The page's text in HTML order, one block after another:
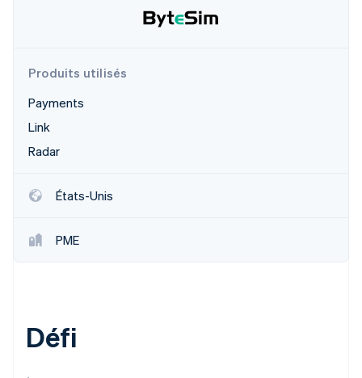
Plus
Découvrez les prochaines évolutions
Radar
Atlas
Climate
Élimination du carbone
Assurance
Médias et
non lucratif
d'applications
Exemples de code
État de l'API
Produits utilisés
Payments
Link
Radar
États-Unis
PME
Défi